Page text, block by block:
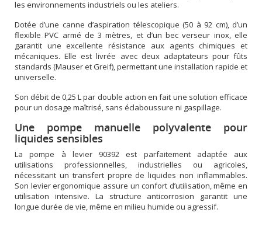
les environnements industriels ou les ateliers.
Dotée d’une canne d’aspiration télescopique (50 à 92 cm), d’un
flexible PVC armé de 3 mètres, et d’un bec verseur inox, elle
garantit une excellente résistance aux agents chimiques et
mécaniques. Elle est livrée avec deux adaptateurs pour fûts
standards (Mauser et Greif), permettant une installation rapide et
universelle.
Son débit de 0,25 L par double action en fait une solution efficace
pour un dosage maîtrisé, sans éclaboussure ni gaspillage.
Une pompe manuelle polyvalente pour
liquides sensibles
La pompe à levier 90392 est parfaitement adaptée aux
utilisations professionnelles, industrielles ou agricoles,
nécessitant un transfert propre de liquides non inflammables.
Son levier ergonomique assure un confort d’utilisation, même en
utilisation intensive. La structure anticorrosion garantit une
longue durée de vie, même en milieu humide ou agressif.